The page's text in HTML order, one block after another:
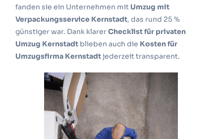
fanden sie ein Unternehmen mit Umzug mit
Verpackungsservice Kernstadt, das rund 25 %
günstiger war. Dank klarerChecklist für privaten
Umzug Kernstadt blieben auch die Kosten für
Umzugsfirma Kernstadtjederzeit transparent.